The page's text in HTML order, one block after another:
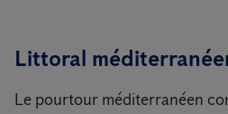
Littoral
Le pourtour méditerranéen